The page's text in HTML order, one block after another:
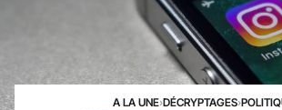
A LA UNE›DÉCRYPTAGES›